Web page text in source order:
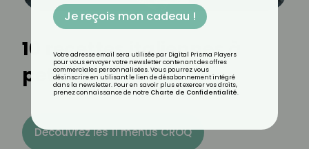
10 recettes italiennes à
petits prix
Découvrez les 11 menus CROQ
Je reçois mon cadeau !
Votre adresse email sera utilisée par Digital Prisma Players
pour vous envoyer votre newsletter contenant des offres
commerciales personnalisées. Vous pourrez vous
désinscrire en utilisant le lien de désabonnement intégré
dans la newsletter. Pour en savoir plus et exercer vos droits,
prenez connaissance de notre Charte de Confidentialité.